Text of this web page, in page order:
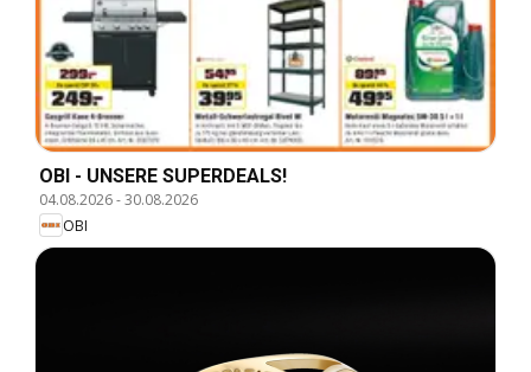
OBI - UNSERE SUPERDEALS!
04.08.2026-30.08.2026
OBI